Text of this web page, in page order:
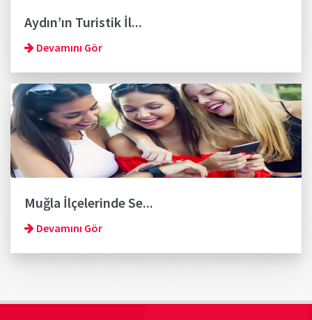
Aydın’ın Turistik İl...
Devamını Gör
Muğla İlçelerinde Se...
Devamını Gör